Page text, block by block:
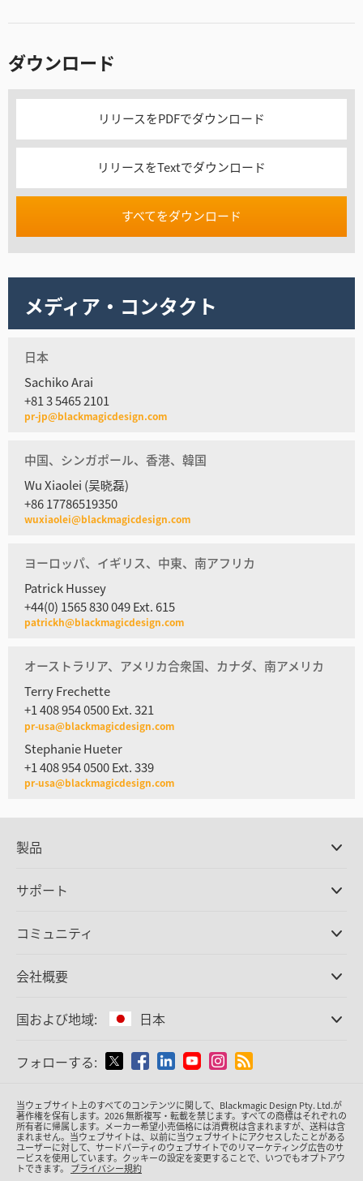
ダウンロード
リリースをPDFでダウンロード
リリースをTextでダウンロード
すべてをダウンロード
メディア・コンタクト
日本
Sachiko Arai
+81 3 5465 2101
pr-jp@blackmagicdesign.com
中国、シンガポール、香港、韓国
Wu Xiaolei (吴晓磊)
+86 17786519350
wuxiaolei@blackmagicdesign.com
ヨーロッパ、イギリス、中東、南アフリカ
Patrick Hussey
+44(0) 1565 830 049 Ext. 615
patrickh@blackmagicdesign.com
オーストラリア、アメリカ合衆国、カナダ、南アメリカ
Terry Frechette
+1 408 954 0500 Ext. 321
pr-usa@blackmagicdesign.com
Stephanie Hueter
+1 408 954 0500 Ext. 339
pr-usa@blackmagicdesign.com
製品
DaVinci Resolve/Fusion
ATEMプロダクション
ディスクレコーダー
Cintelフィルムスキャニング
放送用コンバーター
モニタリング
MultiView
ルーティング＆分配
配信＆エンコーディング
サポート
サポートセンター
コミュニティ
会社概要
会社概要
メディア
国および地域: 日本
国または地域から選択
Australia
Austria
フォローする:
当ウェブサイト上のすべてのコンテンツに関して、Blackmagic Design Pty. Ltd.が
著作権を保有します。 2026 無断複写・転載を禁じます。すべての商標はそれぞれの
所有者に帰属します。 メーカー希望小売価格には消費税は含まれますが、送料は含
まれません。当ウェブサイトは、以前に当ウェブサイトにアクセスしたことがある
ユーザーに対して、サードパーティのウェブサイトでのリマーケティング広告のサ
ービスを使用しています。クッキーの設定を変更することで、いつでもオプトアウ
トできます。 プライバシー規約